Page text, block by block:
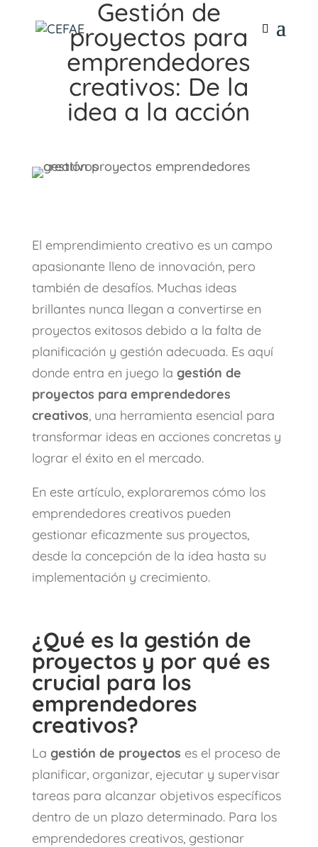
Gestión de
proyectos para
emprendedores
creativos: De la
idea a la acción
El emprendimiento creativo es un campo
apasionante lleno de innovación, pero
también de desafíos. Muchas ideas
brillantes nunca llegan a convertirse en
proyectos exitosos debido a la falta de
planificación y gestión adecuada. Es aquí
donde entra en juego la gestión de
proyectos para emprendedores
creativos, una herramienta esencial para
transformar ideas en acciones concretas y
lograr el éxito en el mercado.
En este artículo, exploraremos cómo los
emprendedores creativos pueden
gestionar eficazmente sus proyectos,
desde la concepción de la idea hasta su
implementación y crecimiento.
¿Qué es la gestión de
proyectos y por qué es
crucial para los
emprendedores
creativos?
La gestión de proyectos es el proceso de
planificar, organizar, ejecutar y supervisar
tareas para alcanzar objetivos específicos
dentro de un plazo determinado. Para los
emprendedores creativos, gestionar